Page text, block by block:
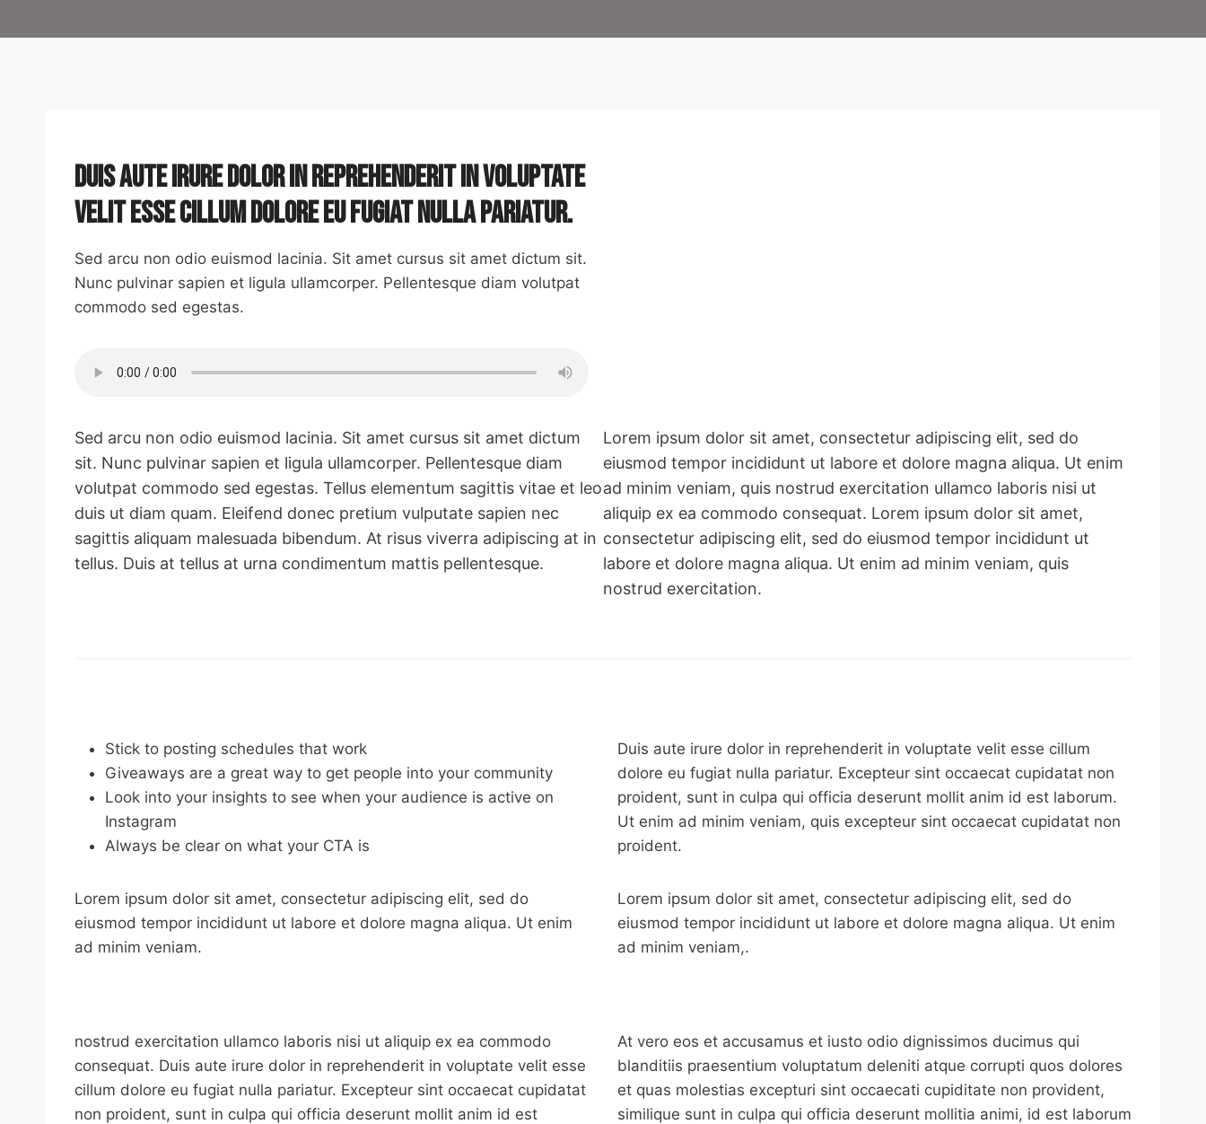
Duis aute irure dolor in reprehenderit in voluptate
velit esse cillum dolore eu fugiat nulla pariatur.
Sed arcu non odio euismod lacinia. Sit amet cursus sit amet dictum sit.
Nunc pulvinar sapien et ligula ullamcorper. Pellentesque diam volutpat
commodo sed egestas.
Sed arcu non odio euismod lacinia. Sit amet cursus sit amet dictum
sit. Nunc pulvinar sapien et ligula ullamcorper. Pellentesque diam
volutpat commodo sed egestas. Tellus elementum sagittis vitae et leo
duis ut diam quam. Eleifend donec pretium vulputate sapien nec
sagittis aliquam malesuada bibendum. At risus viverra adipiscing at in
tellus. Duis at tellus at urna condimentum mattis pellentesque.
Lorem ipsum dolor sit amet, consectetur adipiscing elit, sed do
eiusmod tempor incididunt ut labore et dolore magna aliqua. Ut enim
ad minim veniam, quis nostrud exercitation ullamco laboris nisi ut
aliquip ex ea commodo consequat. Lorem ipsum dolor sit amet,
consectetur adipiscing elit, sed do eiusmod tempor incididunt ut
labore et dolore magna aliqua. Ut enim ad minim veniam, quis
nostrud exercitation.
Stick to posting schedules that work
Giveaways are a great way to get people into your community
Look into your insights to see when your audience is active on
Instagram
Always be clear on what your CTA is
Lorem ipsum dolor sit amet, consectetur adipiscing elit, sed do
eiusmod tempor incididunt ut labore et dolore magna aliqua. Ut enim
ad minim veniam.
Duis aute irure dolor in reprehenderit in voluptate velit esse cillum
dolore eu fugiat nulla pariatur. Excepteur sint occaecat cupidatat non
proident, sunt in culpa qui officia deserunt mollit anim id est laborum.
Ut enim ad minim veniam, quis excepteur sint occaecat cupidatat non
proident.
Lorem ipsum dolor sit amet, consectetur adipiscing elit, sed do
eiusmod tempor incididunt ut labore et dolore magna aliqua. Ut enim
ad minim veniam,.
nostrud exercitation ullamco laboris nisi ut aliquip ex ea commodo
consequat. Duis aute irure dolor in reprehenderit in voluptate velit esse
cillum dolore eu fugiat nulla pariatur. Excepteur sint occaecat cupidatat
non proident, sunt in culpa qui officia deserunt mollit anim id est
At vero eos et accusamus et iusto odio dignissimos ducimus qui
blanditiis praesentium voluptatum deleniti atque corrupti quos dolores
et quas molestias excepturi sint occaecati cupiditate non provident,
similique sunt in culpa qui officia deserunt mollitia animi, id est laborum